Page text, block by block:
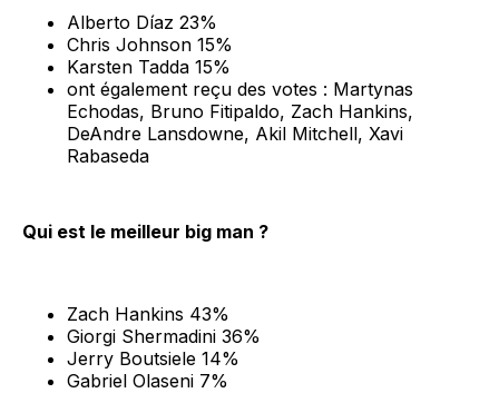
Alberto Díaz 23%
Chris Johnson 15%
Karsten Tadda 15%
ont également reçu des votes : Martynas
Echodas, Bruno Fitipaldo, Zach Hankins,
DeAndre Lansdowne, Akil Mitchell, Xavi
Rabaseda
Qui est le meilleur big man ?
Zach Hankins 43%
Giorgi Shermadini 36%
Jerry Boutsiele 14%
Gabriel Olaseni 7%